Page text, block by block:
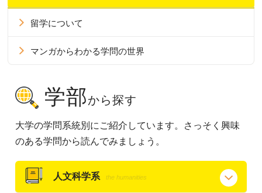
留学について
マンガからわかる学問の世界
学部から探す
大学の学問系統別にご紹介しています。さっそく興味
のある学問から読んでみましょう。
人文科学系 the humanities